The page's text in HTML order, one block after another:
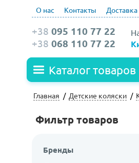
О нас Контакты
+38 095 110 77 22
+38 068 110 77 22
Каталог товаров
Главная Детские коляски
Фильтр товаров
Бренды